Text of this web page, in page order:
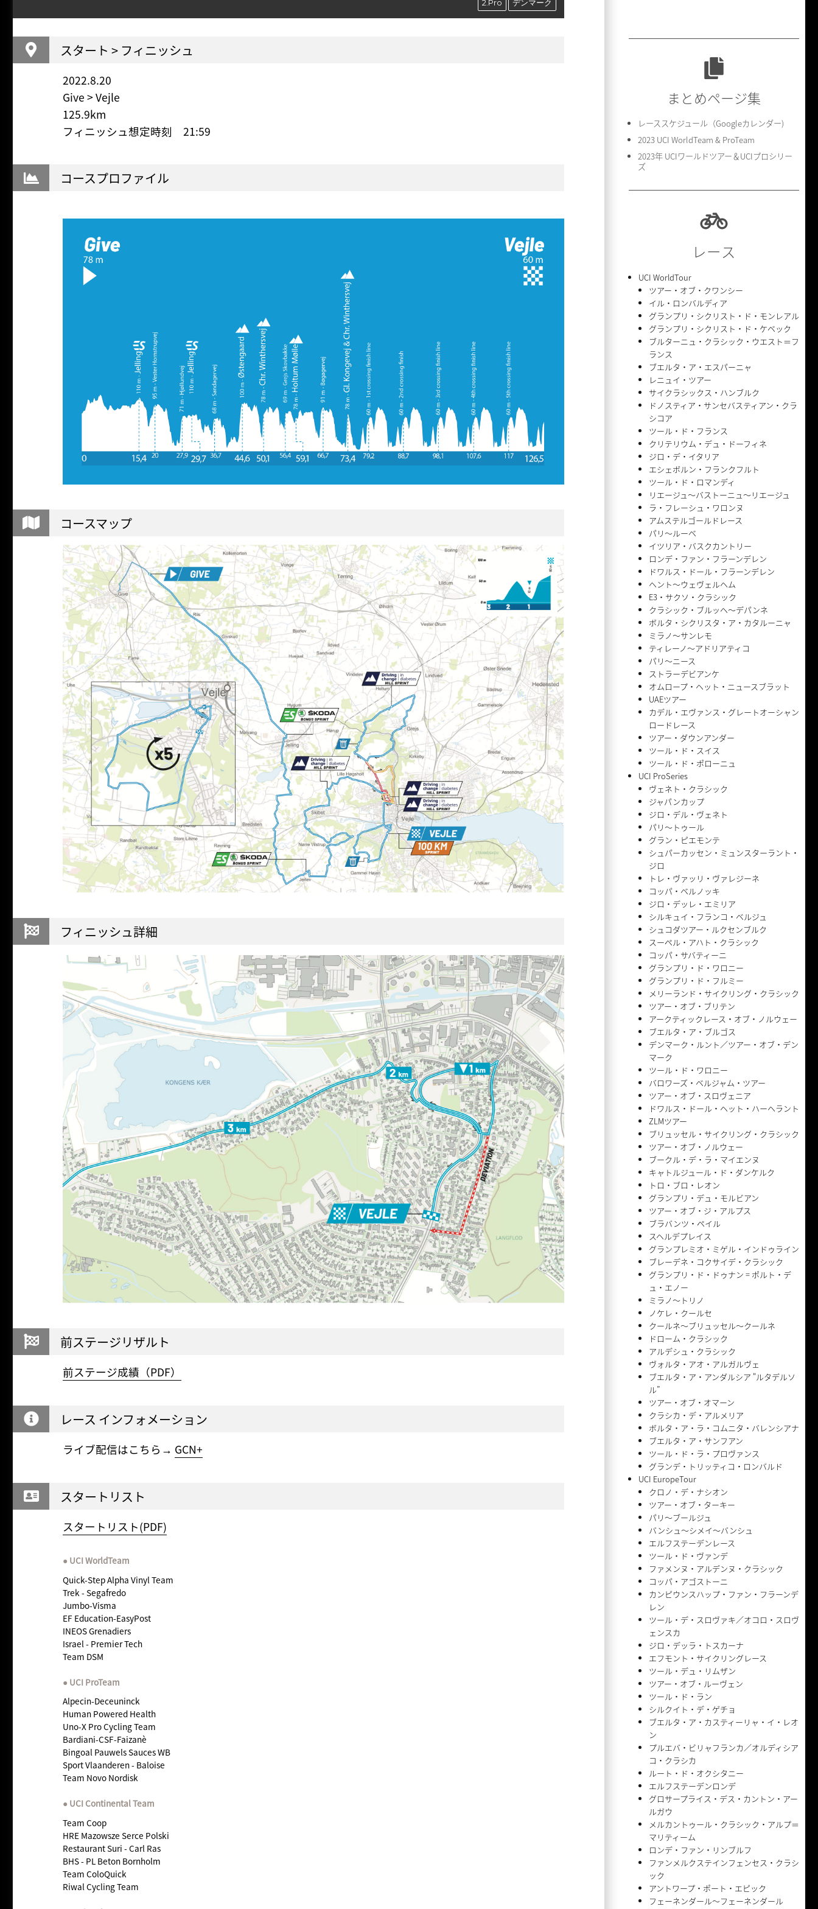
2.Pro デンマーク
スタート > フィニッシュ
2022.8.20
Give > Vejle
125.9km
フィニッシュ想定時刻 21:59
コースプロファイル
コースマップ
フィニッシュ詳細
前ステージリザルト
前ステージ成績（PDF）
レース インフォメーション
ライブ配信はこちら→ GCN+
スタートリスト
スタートリスト(PDF)
UCI WorldTeam
Quick-Step Alpha Vinyl Team
Trek - Segafredo
Jumbo-Visma
EF Education-EasyPost
INEOS Grenadiers
Israel - Premier Tech
Team DSM
UCI ProTeam
Alpecin-Deceuninck
Human Powered Health
Uno-X Pro Cycling Team
Bardiani-CSF-Faizanè
Bingoal Pauwels Sauces WB
Sport Vlaanderen - Baloise
Team Novo Nordisk
UCI Continental Team
Team Coop
HRE Mazowsze Serce Polski
Restaurant Suri - Carl Ras
BHS - PL Beton Bornholm
Team ColoQuick
Riwal Cycling Team
まとめページ集
レーススケジュール（Googleカレンダー)
2023 UCI WorldTeam & ProTeam
2023年 UCIワールドツアー＆UCIプロシリー
ズ
レース
UCI WorldTour
ツアー・オブ・クワンシー
イル・ロンバルディア
グランプリ・シクリスト・ド・モンレアル
グランプリ・シクリスト・ド・ケベック
ブルターニュ・クラシック・ウエスト＝フ
ランス
ブエルタ・ア・エスパーニャ
レニュイ・ツアー
サイクラシックス・ハンブルク
ドノスティア・サンセバスティアン・クラ
シコア
ツール・ド・フランス
クリテリウム・デュ・ドーフィネ
ジロ・デ・イタリア
エシェボルン・フランクフルト
ツール・ド・ロマンディ
リエージュ〜バストーニュ〜リエージュ
ラ・フレーシュ・ワロンヌ
アムステルゴールドレース
パリ〜ルーベ
イツリア・バスクカントリー
ロンデ・ファン・フラーンデレン
ドワルス・ドール・フラーンデレン
ヘント〜ウェヴェルヘム
E3・サクソ・クラシック
クラシック・ブルッヘ〜デパンネ
ボルタ・シクリスタ・ア・カタルーニャ
ミラノ〜サンレモ
ティレーノ〜アドリアティコ
パリ〜ニース
ストラーデビアンケ
オムロープ・ヘット・ニュースブラット
UAEツアー
カデル・エヴァンス・グレートオーシャン
ロードレース
ツアー・ダウンアンダー
ツール・ド・スイス
ツール・ド・ポローニュ
UCI ProSeries
ヴェネト・クラシック
ジャパンカップ
ジロ・デル・ヴェネト
パリ〜トゥール
グラン・ピエモンテ
シュパーカッセン・ミュンスターラント・
ジロ
トレ・ヴァッリ・ヴァレジーネ
コッパ・ベルノッキ
ジロ・デッレ・エミリア
シルキュイ・フランコ・ベルジュ
シュコダツアー・ルクセンブルク
スーペル・アハト・クラシック
コッパ・サバティーニ
グランプリ・ド・ワロニー
グランプリ・ド・フルミー
メリーランド・サイクリング・クラシック
ツアー・オブ・ブリテン
アークティックレース・オブ・ノルウェー
ブエルタ・ア・ブルゴス
デンマーク・ルント／ツアー・オブ・デン
マーク
ツール・ド・ワロニー
バロワーズ・ベルジャム・ツアー
ツアー・オブ・スロヴェニア
ドワルス・ドール・ヘット・ハーヘラント
ZLMツアー
ブリュッセル・サイクリング・クラシック
ツアー・オブ・ノルウェー
ブークル・デ・ラ・マイエンヌ
キャトルジュール・ド・ダンケルク
トロ・ブロ・レオン
グランプリ・デュ・モルビアン
ツアー・オブ・ジ・アルプス
ブラバンツ・ペイル
スヘルデプレイス
グランプレミオ・ミゲル・インドゥライン
ブレーデネ・コクサイデ・クラシック
グランプリ・ド・ドゥナン = ポルト・デ
ュ・エノー
ミラノ〜トリノ
ノケレ・クールセ
クールネ〜ブリュッセル〜クールネ
ドローム・クラシック
アルデシュ・クラシック
ヴォルタ・アオ・アルガルヴェ
ブエルタ・ア・アンダルシア "ルタデルソ
ル”
ツアー・オブ・オマーン
クラシカ・デ・アルメリア
ボルタ・ア・ラ・コムニタ・バレンシアナ
ブエルタ・ア・サンフアン
ツール・ド・ラ・プロヴァンス
グランデ・トリッティコ・ロンバルド
UCI EuropeTour
クロノ・デ・ナシオン
ツアー・オブ・ターキー
パリ〜ブールジュ
バンシュ〜シメイ〜バンシュ
エルフステーデンレース
ツール・ド・ヴァンデ
ファメンヌ・アルデンヌ・クラシック
コッパ・アゴストーニ
カンピウンスハップ・ファン・フラーンデ
レン
ツール・デ・スロヴァキ／オコロ・スロヴ
ェンスカ
ジロ・デッラ・トスカーナ
エフモント・サイクリングレース
ツール・デュ・リムザン
ツアー・オブ・ルーヴェン
ツール・ド・ラン
シルクイト・デ・ゲチョ
ブエルタ・ア・カスティーリャ・イ・レオ
ン
プルエバ・ビリャフランカ／オルディシア
コ・クラシカ
ルート・ド・オクシタニー
エルフステーデンロンデ
グロサープライス・デス・カントン・アー
ルガウ
メルカントゥール・クラシック・アルプ＝
マリティーム
ロンデ・ファン・リンブルフ
ファンメルクステインフェンセス・クラシ
ック
アントワープ・ポート・エピック
フェーネンダール〜フェーネンダール